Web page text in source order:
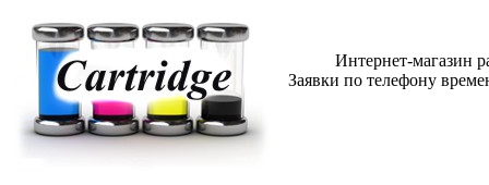
Интернет-магазин
Заявки по телефону